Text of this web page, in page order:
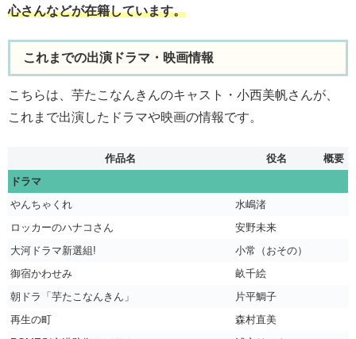
心さんなどが在籍しています。
これまでの出演ドラマ・映画情報
こちらは、芋たこなんきんのキャスト・小西美帆さんが、
これまで出演したドラマや映画の情報です。
作品名 役名
概要
ドラマ
やんちゃくれ
水嶋渚
ロッカーのハナコさん
安野未来
大河ドラマ新選組!
小常（おその）
御宿かわせみ
畝千絵
朝ドラ「芋たこなんきん」
片平鯛子
再生の町
森村直美